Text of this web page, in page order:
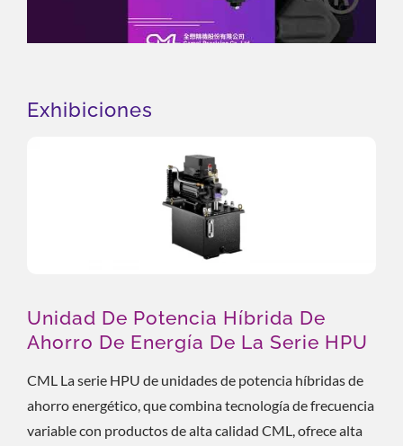
Exhibiciones
Unidad De Potencia Híbrida De
Ahorro De Energía De La Serie HPU
CML La serie HPU de unidades de potencia híbridas de
ahorro energético, que combina tecnología de frecuencia
variable con productos de alta calidad CML, ofrece alta